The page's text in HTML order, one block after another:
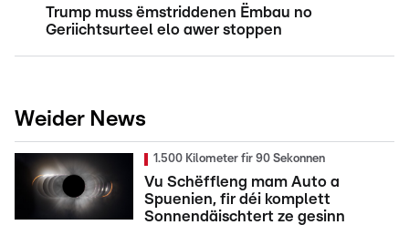
Trump muss ëmstriddenen Ëmbau no
Geriichtsurteel elo awer stoppen
Weider News
1.500 Kilometer fir 90 Sekonnen
Vu Schëffleng mam Auto a
Spuenien, fir déi komplett
Sonnendäischtert ze gesinn